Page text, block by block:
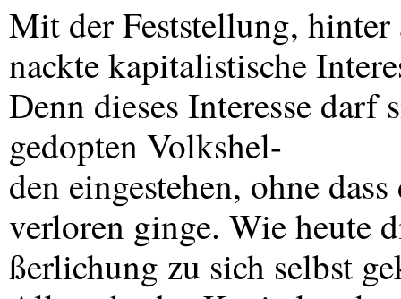
Mit der Feststellung, hinter
nackte kapitalistische
Denn dieses Interesse
gedopten Volkshel-
den eingestehen, ohne
verloren ginge. Wie heute
ßerlichung zu sich selbst